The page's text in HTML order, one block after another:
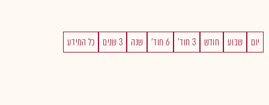
יום שבוע חודש 3 חוד' 6 חוד' שנה 3 שנים כל המידע